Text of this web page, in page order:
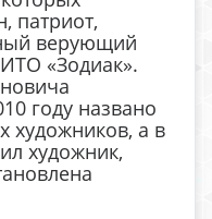
патриот,
верующий
«Зодиак».
году названо
художников, а в
художник,